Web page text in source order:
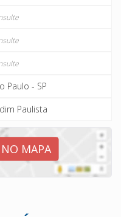
Paulo - SP
Paulista
NO MAPA